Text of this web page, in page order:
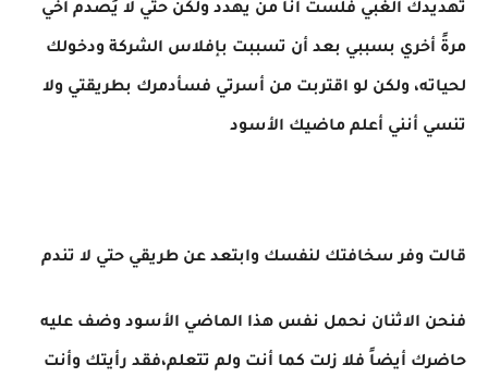
تهديدك الغبي فلست أنا من يهدد ولكن حتي لا يُصدم أخي
مرةً أخري بسببي بعد أن تسببت بإفلاس الشركة ودخولك
لحياته، ولكن لو اقتربت من أسرتي فسأدمرك بطريقتي ولا
تنسي أنني أعلم ماضيك الأسود
قالت وفر سخافتك لنفسك وابتعد عن طريقي حتي لا تندم
فنحن الاثنان نحمل نفس هذا الماضي الأسود وضف عليه
حاضرك أيضاً فلا زلت كما أنت ولم تتعلم،فقد رأيتك وأنت